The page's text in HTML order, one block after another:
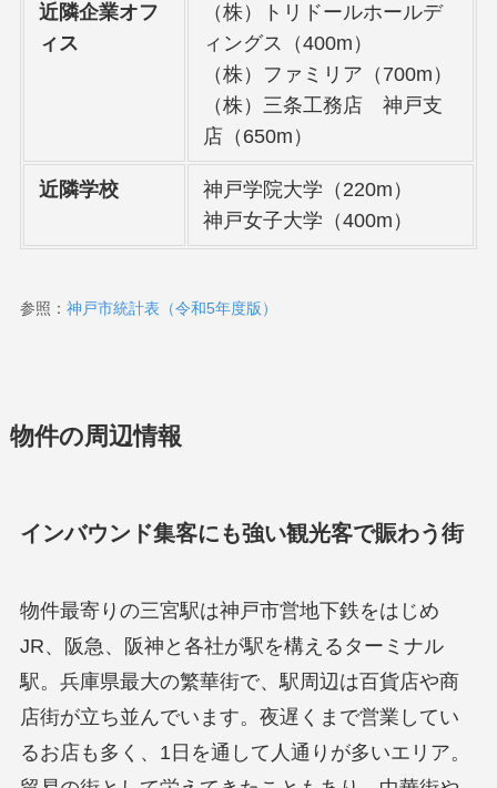
近隣企業オフ
ィス
（株）トリドールホールデ
ィングス（400m）
（株）ファミリア（700m）
（株）三条工務店 神戸支
店（650m）
近隣学校
神戸学院大学（220m）
神戸女子大学（400m）
参照： 神戸市統計表（令和5年度版）
物件の周辺情報
インバウンド集客にも強い観光客で賑わう街
物件最寄りの三宮駅は神戸市営地下鉄をはじめ
JR、阪急、阪神と各社が駅を構えるターミナル
駅。兵庫県最大の繁華街で、駅周辺は百貨店や商
店街が立ち並んでいます。夜遅くまで営業してい
るお店も多く、1日を通して人通りが多いエリア。